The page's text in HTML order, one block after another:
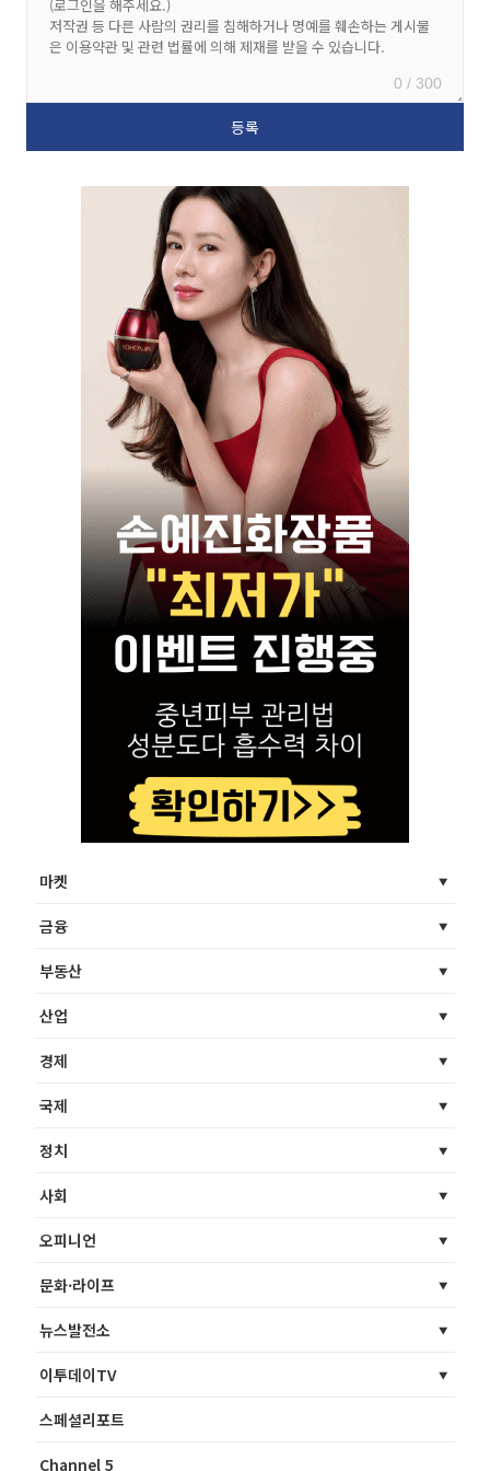
0 / 300
마켓
금융
부동산
산업
경제
국제
정치
사회
오피니언
문화·라이프
뉴스발전소
이투데이TV
스페셜리포트
Channel 5